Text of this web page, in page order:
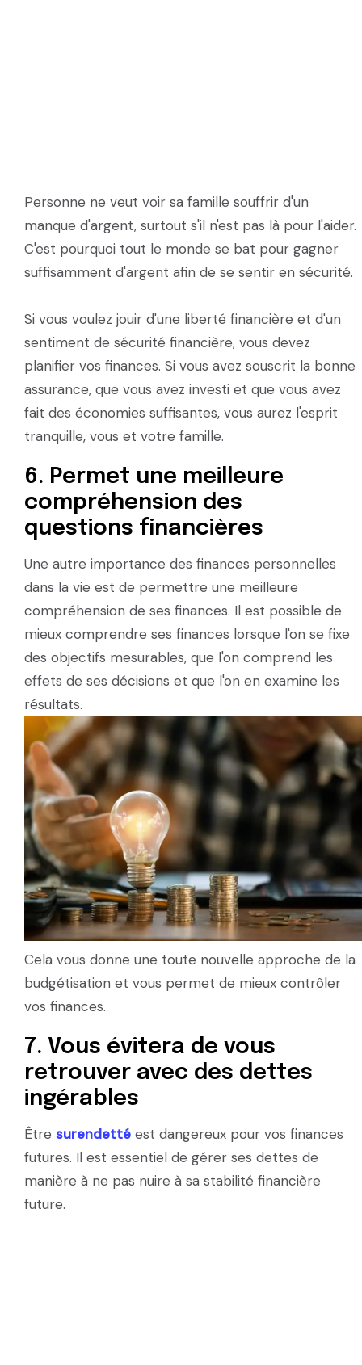
Personne ne veut voir sa famille souffrir d'un
manque d'argent, surtout s'il n'est pas là pour l'aider.
C'est pourquoi tout le monde se bat pour gagner
suffisamment d'argent afin de se sentir en sécurité.
Si vous voulez jouir d'une liberté financière et d'un
sentiment de sécurité financière, vous devez
planifier vos finances. Si vous avez souscrit la bonne
assurance, que vous avez investi et que vous avez
fait des économies suffisantes, vous aurez l'esprit
tranquille, vous et votre famille.
6. Permet une meilleure
compréhension des
questions financières
Une autre importance des finances personnelles
dans la vie est de permettre une meilleure
compréhension de ses finances. Il est possible de
mieux comprendre ses finances lorsque l'on se fixe
des objectifs mesurables, que l'on comprend les
effets de ses décisions et que l'on en examine les
résultats.
Cela vous donne une toute nouvelle approche de la
budgétisation et vous permet de mieux contrôler
vos finances.
7. Vous évitera de vous
retrouver avec des dettes
ingérables
Être surendetté est dangereux pour vos finances
futures. Il est essentiel de gérer ses dettes de
manière à ne pas nuire à sa stabilité financière
future.